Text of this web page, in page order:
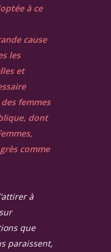
à ce
cause
les
et
femmes
dont
comme
à
que
paraissent,